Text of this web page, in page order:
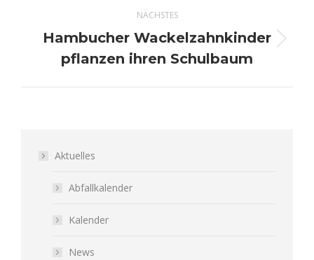
NÄCHSTES
Nächster
Beitrag:
Hambucher Wackelzahnkinder
pflanzen ihren Schulbaum
Aktuelles
Abfallkalender
Kalender
News